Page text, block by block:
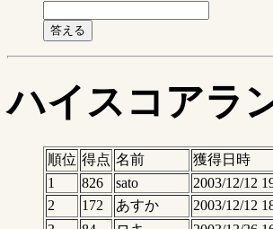
ハイスコアラ
順位 得点 名前 獲得日時
1
826 sato 2003/12/12
2
172 あすか 2003/12/12